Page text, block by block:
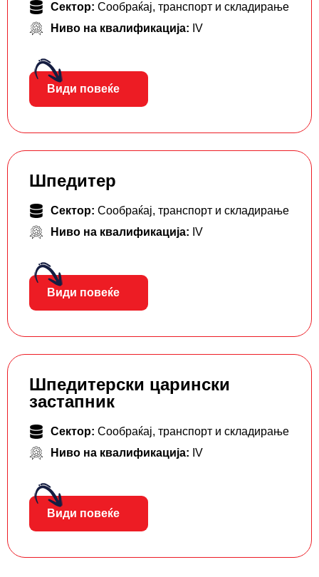
Сектор: Сообраќај, транспорт и складирање
Ниво на квалификација: IV
Види повеќе
Шпедитер
Сектор: Сообраќај, транспорт и складирање
Ниво на квалификација: IV
Види повеќе
Шпедитерски царински
застапник
Сектор: Сообраќај, транспорт и складирање
Ниво на квалификација: IV
Види повеќе